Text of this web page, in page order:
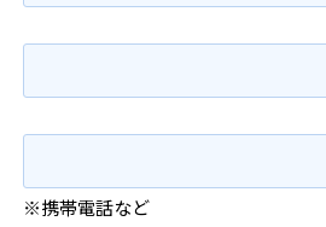
※携帯電話など